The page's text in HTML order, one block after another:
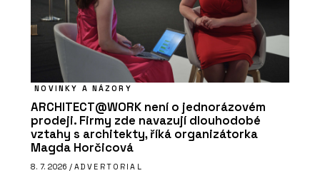
NOVINKY A NÁZORY
ARCHITECT@WORK není o jednorázovém
prodeji. Firmy zde navazují dlouhodobé
vztahy s architekty, říká organizátorka
Magda Horčicová
8. 7. 2026 / ADVERTORIAL